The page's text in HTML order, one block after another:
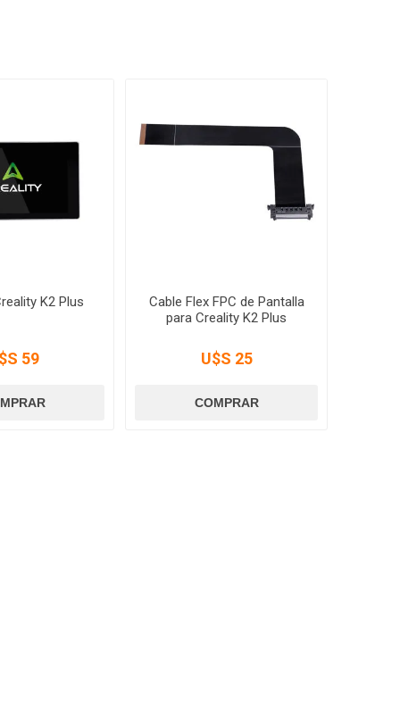
K2 Plus
59
Cable Flex FPC de Pantalla
para Creality K2 Plus
U$S 25